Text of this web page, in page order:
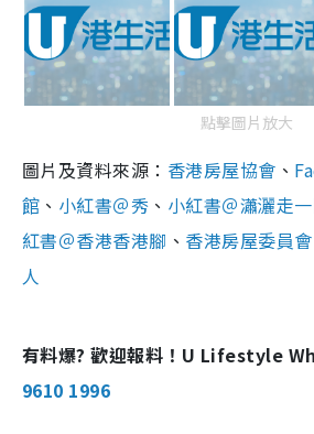
點擊圖片放大
圖片及資料來源： 香港房屋協會 、
館 、 小紅書＠秀 、 小紅書＠瀟灑走
紅書＠香港香港腳 、 香港房屋委員會
人
有料爆? 歡迎報料！U Lifestyle
9610 1996